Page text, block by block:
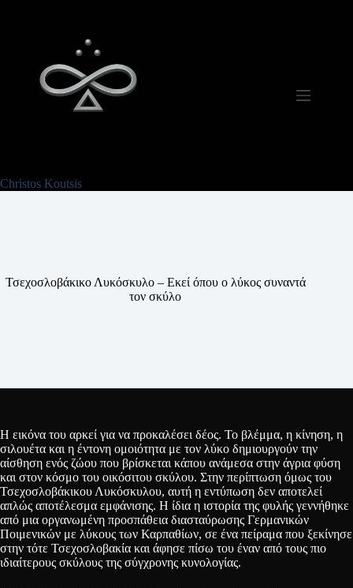
Christos Koutsis
Τσεχοσλοβάκικο Λυκόσκυλο – Εκεί όπου ο λύκος συναντά
τον σκύλο
Η εικόνα του αρκεί για να προκαλέσει δέος. Το βλέμμα, η κίνηση, η
σιλουέτα και η έντονη ομοιότητα με τον λύκο δημιουργούν την
αίσθηση ενός ζώου που βρίσκεται κάπου ανάμεσα στην άγρια φύση
και στον κόσμο του οικόσιτου σκύλου. Στην περίπτωση όμως του
Τσεχοσλοβάκικου Λυκόσκυλου, αυτή η εντύπωση δεν αποτελεί
απλώς αποτέλεσμα εμφάνισης. Η ίδια η ιστορία της φυλής γεννήθηκε
από μια οργανωμένη προσπάθεια διασταύρωσης Γερμανικών
Ποιμενικών με λύκους των Καρπαθίων, σε ένα πείραμα που ξεκίνησε
στην τότε Τσεχοσλοβακία και άφησε πίσω του έναν από τους πιο
ιδιαίτερους σκύλους της σύγχρονης κυνολογίας.